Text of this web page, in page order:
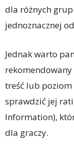
dla różnych
jednoznacznej
Jednak warto
treść lub
sprawdzić jej
Information),
dla graczy.